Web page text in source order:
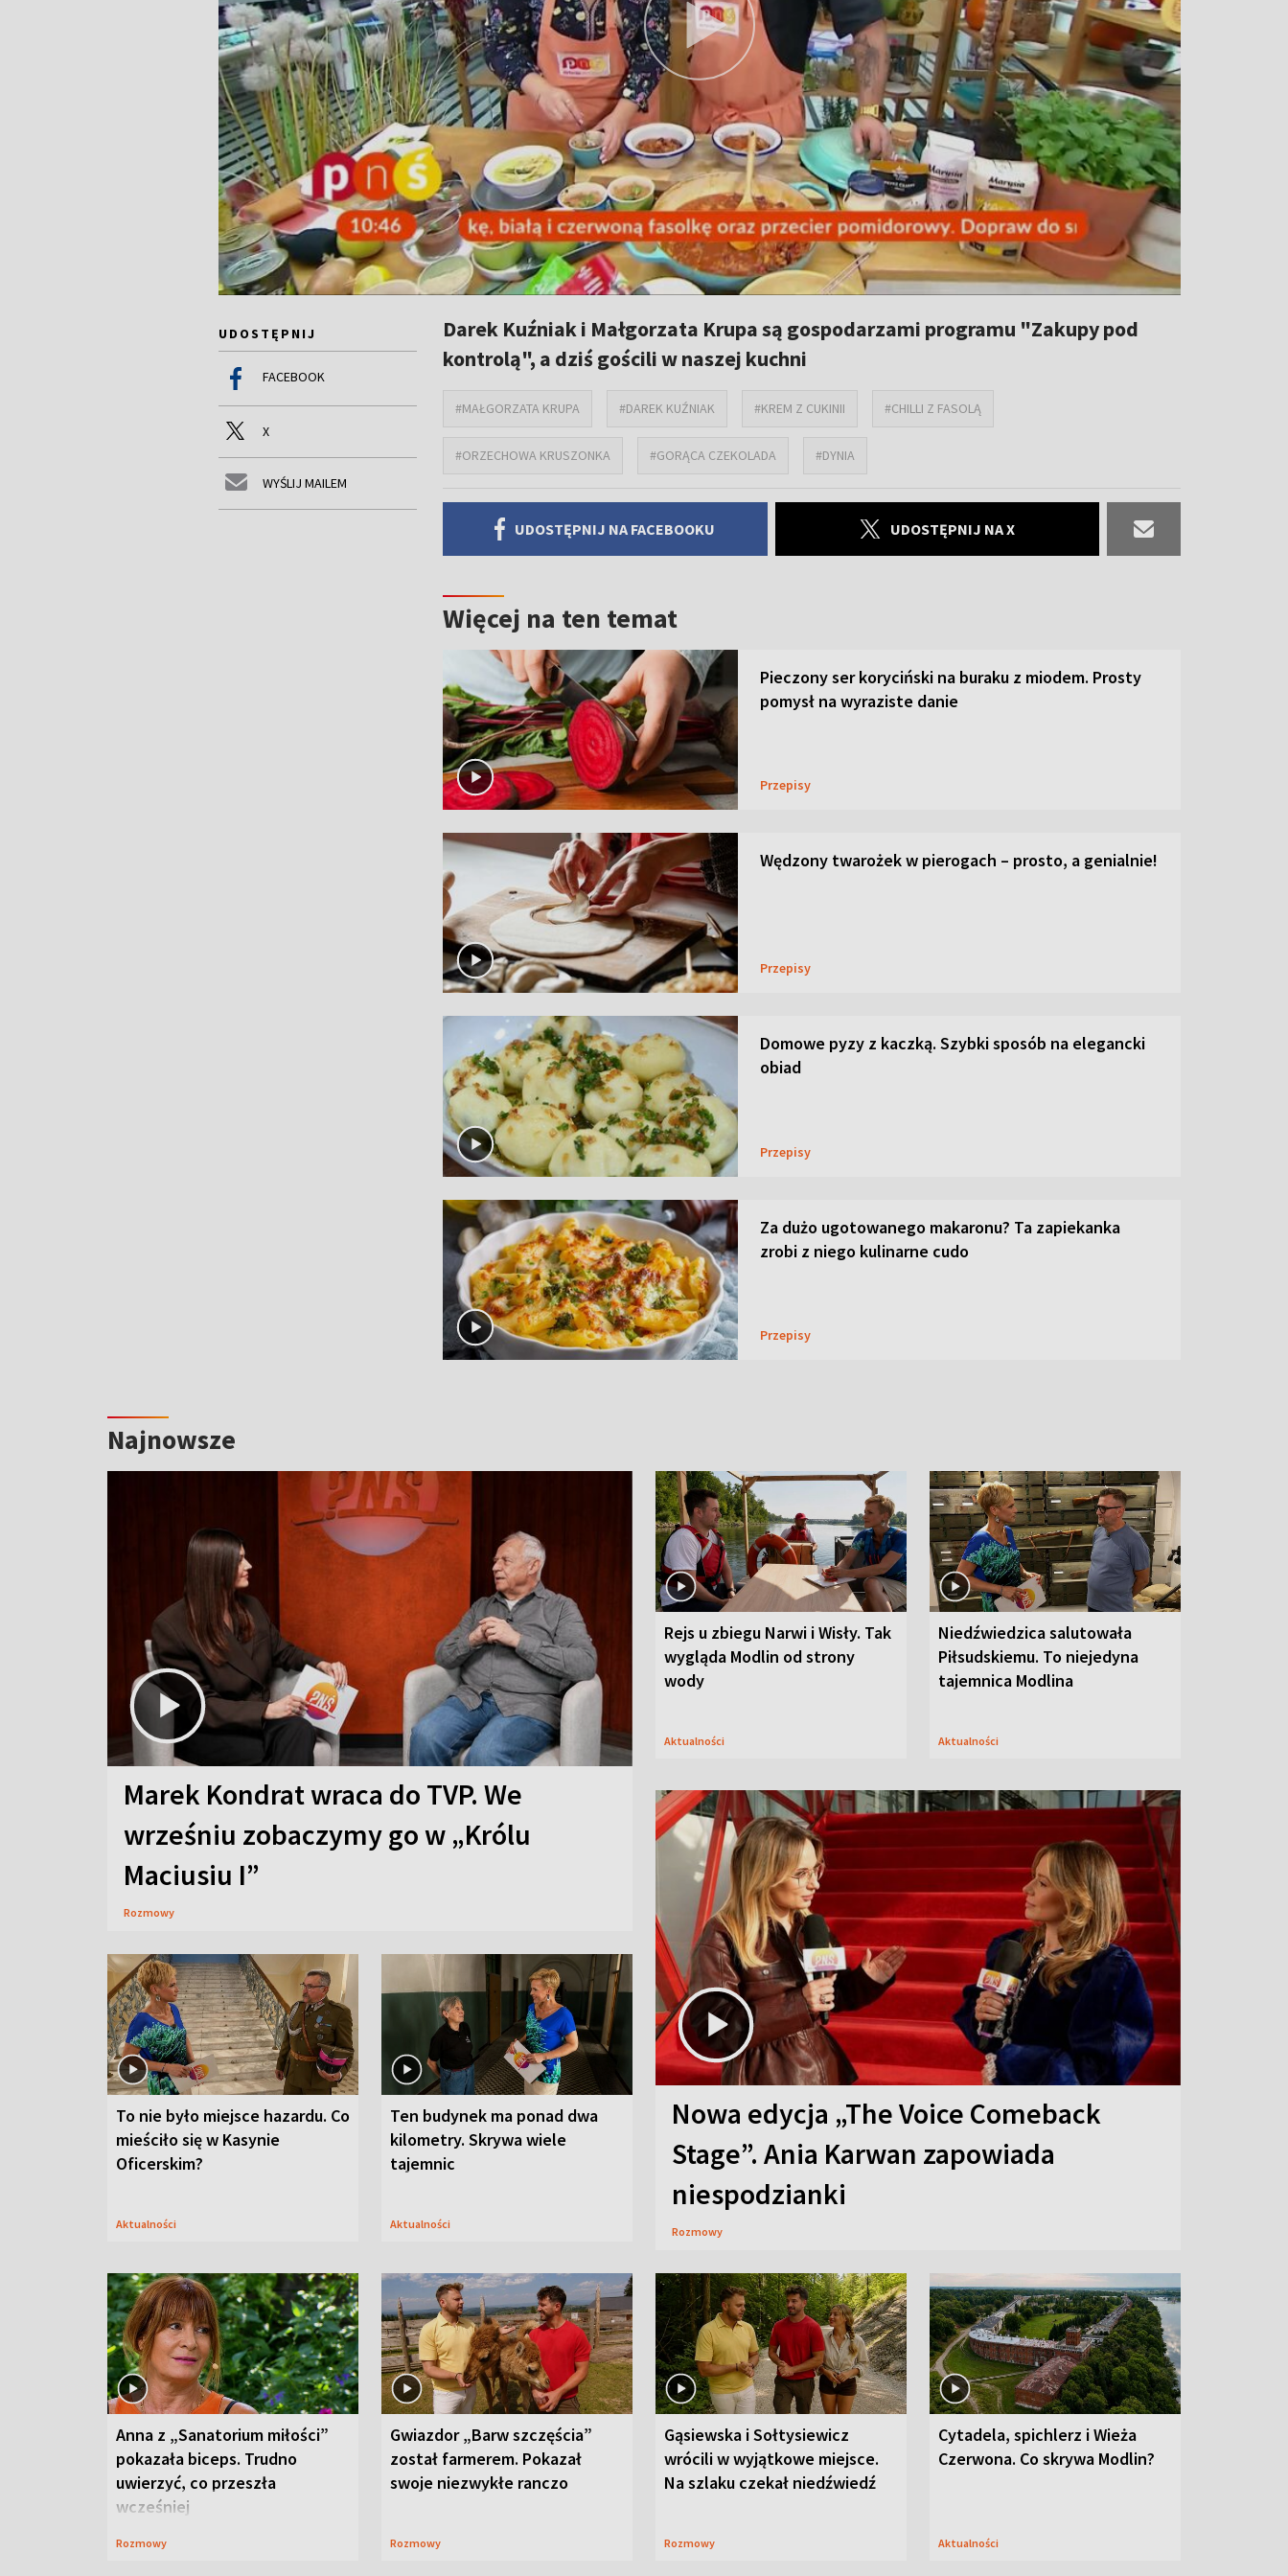
UDOSTĘPNIJ
FACEBOOK
X
WYŚLIJ MAILEM
Darek Kuźniak i Małgorzata Krupa są gospodarzami programu "Zakupy pod
kontrolą", a dziś gościli w naszej kuchni
#MAŁGORZATA KRUPA #DAREK KUŹNIAK #KREM Z CUKINII #CHILLI Z FASOLĄ
#ORZECHOWA KRUSZONKA #GORĄCA CZEKOLADA #DYNIA
UDOSTĘPNIJ NA FACEBOOKU UDOSTĘPNIJ NA X
Więcej na ten temat
Pieczony ser koryciński na buraku z miodem. Prosty
pomysł na wyraziste danie
Przepisy
Wędzony twarożek w pierogach – prosto, a genialnie!
Przepisy
Domowe pyzy z kaczką. Szybki sposób na elegancki
obiad
Przepisy
Za dużo ugotowanego makaronu? Ta zapiekanka
zrobi z niego kulinarne cudo
Przepisy
Najnowsze
Marek Kondrat wraca do TVP. We
wrześniu zobaczymy go w „Królu
Maciusiu I”
Rozmowy
Rejs u zbiegu Narwi i Wisły. Tak
wygląda Modlin od strony
wody
Aktualności
Niedźwiedzica salutowała
Piłsudskiemu. To niejedyna
tajemnica Modlina
Aktualności
To nie było miejsce hazardu. Co
mieściło się w Kasynie
Oficerskim?
Aktualności
Ten budynek ma ponad dwa
kilometry. Skrywa wiele
tajemnic
Aktualności
Nowa edycja „The Voice Comeback
Stage”. Ania Karwan zapowiada
niespodzianki
Rozmowy
Anna z „Sanatorium miłości”
pokazała biceps. Trudno
uwierzyć, co przeszła
wcześniej
Rozmowy
Gwiazdor „Barw szczęścia”
został farmerem. Pokazał
swoje niezwykłe ranczo
Rozmowy
Gąsiewska i Sołtysiewicz
wrócili w wyjątkowe miejsce.
Na szlaku czekał niedźwiedź
Rozmowy
Cytadela, spichlerz i Wieża
Czerwona. Co skrywa Modlin?
Aktualności